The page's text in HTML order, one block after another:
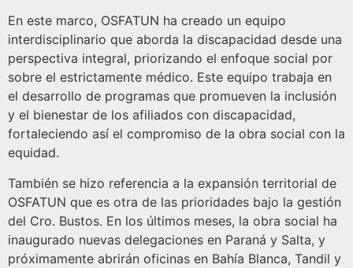
En este marco, OSFATUN ha creado un equipo
interdisciplinario que aborda la discapacidad desde una
perspectiva integral, priorizando el enfoque social por
sobre el estrictamente médico. Este equipo trabaja en
el desarrollo de programas que promueven la inclusión
y el bienestar de los afiliados con discapacidad,
fortaleciendo así el compromiso de la obra social con la
equidad.
También se hizo referencia a la expansión territorial de
OSFATUN que es otra de las prioridades bajo la gestión
del Cro. Bustos. En los últimos meses, la obra social ha
inaugurado nuevas delegaciones en Paraná y Salta, y
próximamente abrirán oficinas en Bahía Blanca, Tandil y